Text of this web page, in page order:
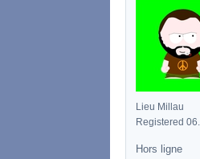
Lieu Millau
Registered
Hors ligne